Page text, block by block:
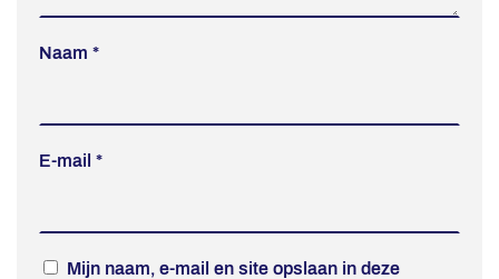
Naam *
E-mail *
Mijn naam, e-mail en site opslaan in deze